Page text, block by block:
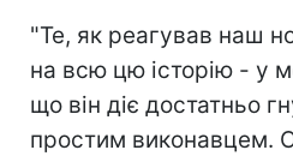
"Те, як реагував наш
на всю цю історію - у
що він діє достатньо
простим виконавцем.